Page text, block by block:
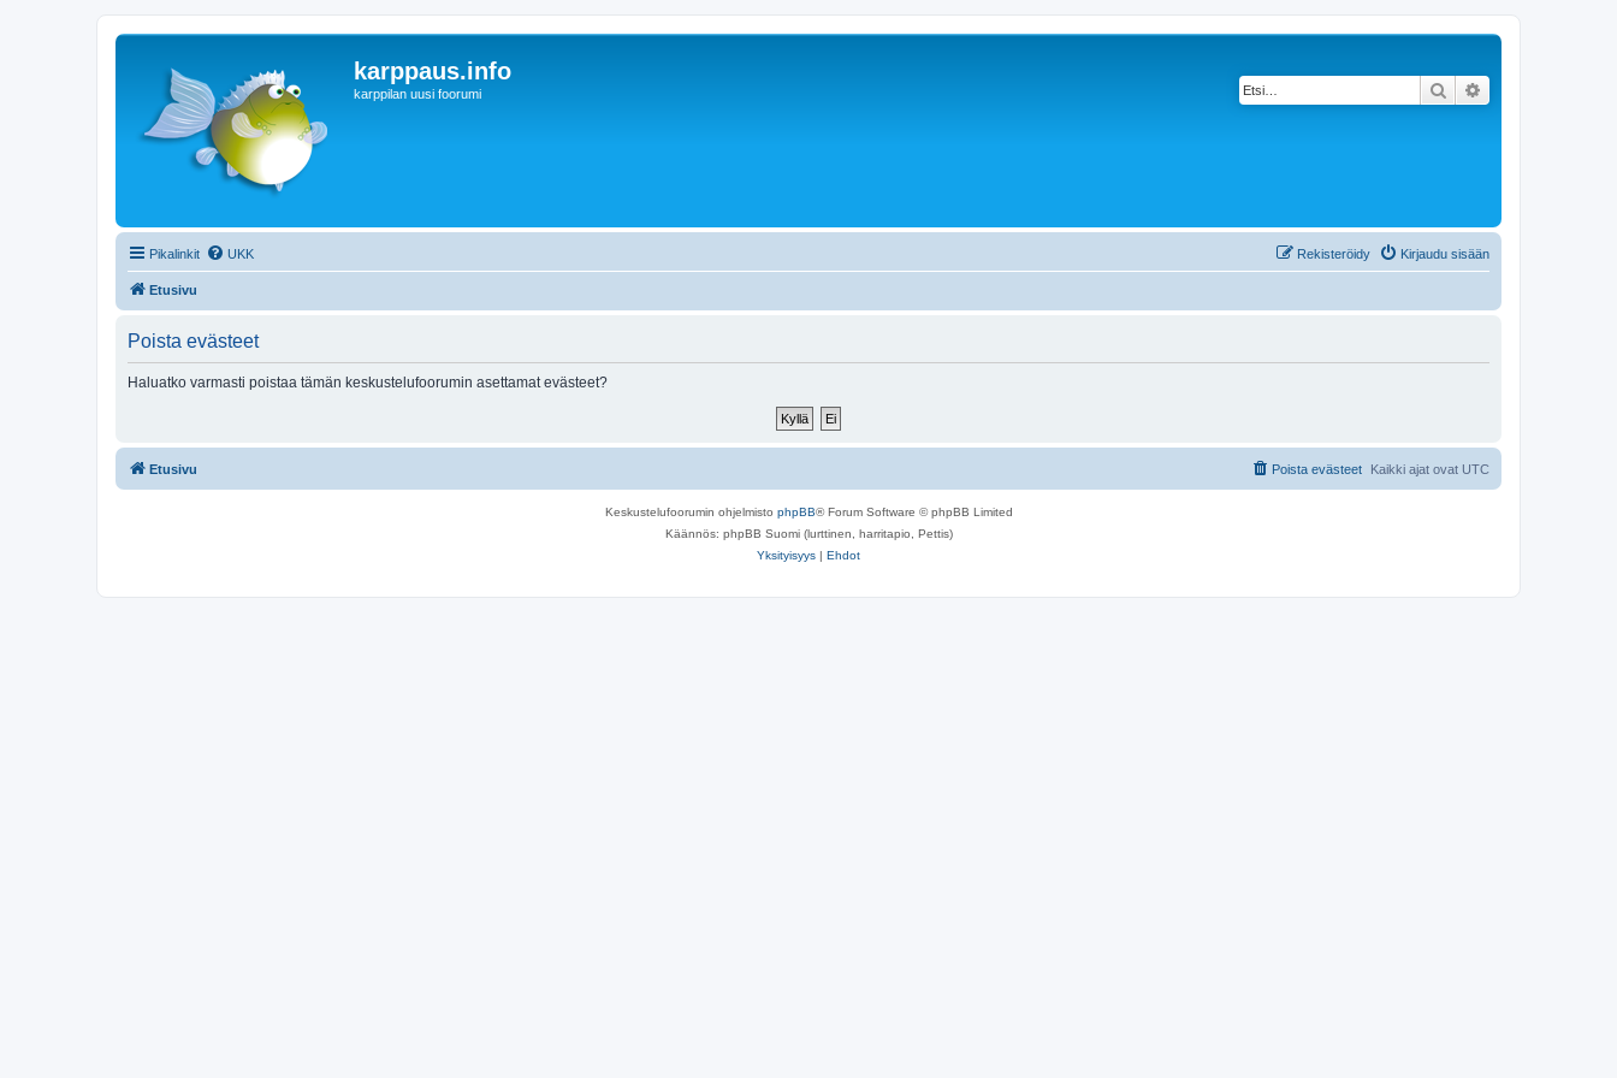
karppaus.info
karppilan uusi foorumi Etsi
Pikalinkit UKK Kirjaudu sisään
Rekisteröidy
Etusivu
Poista evästeet
Haluatko varmasti poistaa tämän keskustelufoorumin asettamat evästeet?
Etusivu Kaikki ajat ovat UTC
Poista evästeet
Keskustelufoorumin ohjelmisto phpBB® Forum Software © phpBB Limited
Käännös: phpBB Suomi (lurttinen, harritapio, Pettis)
Yksityisyys | Ehdot